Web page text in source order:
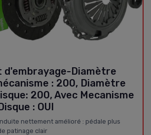
d'embrayage-Diamètre
: 200, Diamètre
200, Avec Mecanisme
: OUI
nettement amélioré : pédale plus
patinage clair